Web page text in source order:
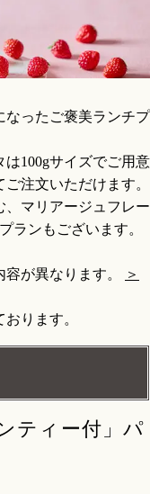
なったご褒美ランチプ
100gサイズでご用意
注文いただけます。
、マリアージュフレー
ランもございます。
が異なります。
＞
ります。
ティー付」パ